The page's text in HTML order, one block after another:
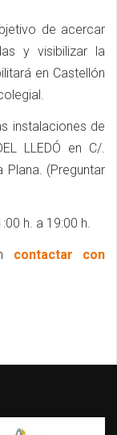
de acercar
y visibilizar la
en Castellón
instalaciones de
LLEDÓ en C/.
Plana. (Preguntar
h. a 19:00 h.
contactar con